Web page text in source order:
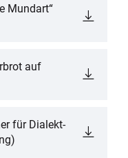
Mundart“
auf
für Dialekt-